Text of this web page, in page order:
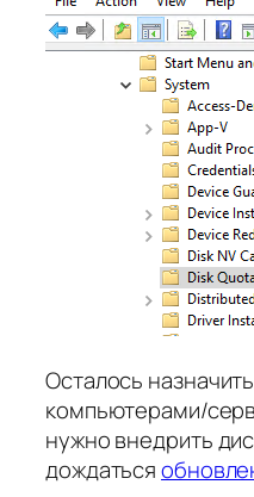
Осталось
компьютерами/
нужно внедрить
дождаться